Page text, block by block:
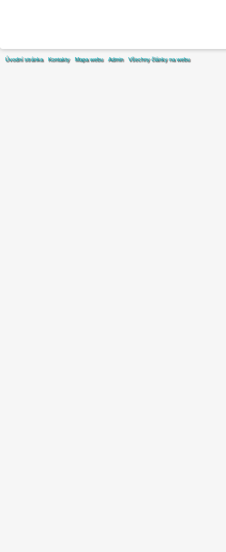
Úvodní stránka Kontakty Mapa webu Admin Všechny články na webu